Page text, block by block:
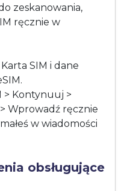
zeskanowania,
ręcznie w
SIM i dane
> Kontynuuj >
Wprowadź ręcznie
w wiadomości
obsługujące